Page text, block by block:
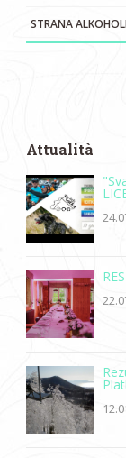
STRANA
Attualità